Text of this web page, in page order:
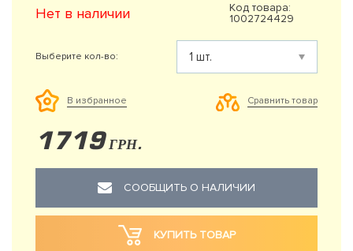
Нет в наличии
Код товара:
1002724429
Выберите кол-во:
В избранное Сравнить товар
1719 ГРН.
СООБЩИТЬ О НАЛИЧИИ
КУПИТЬ ТОВАР